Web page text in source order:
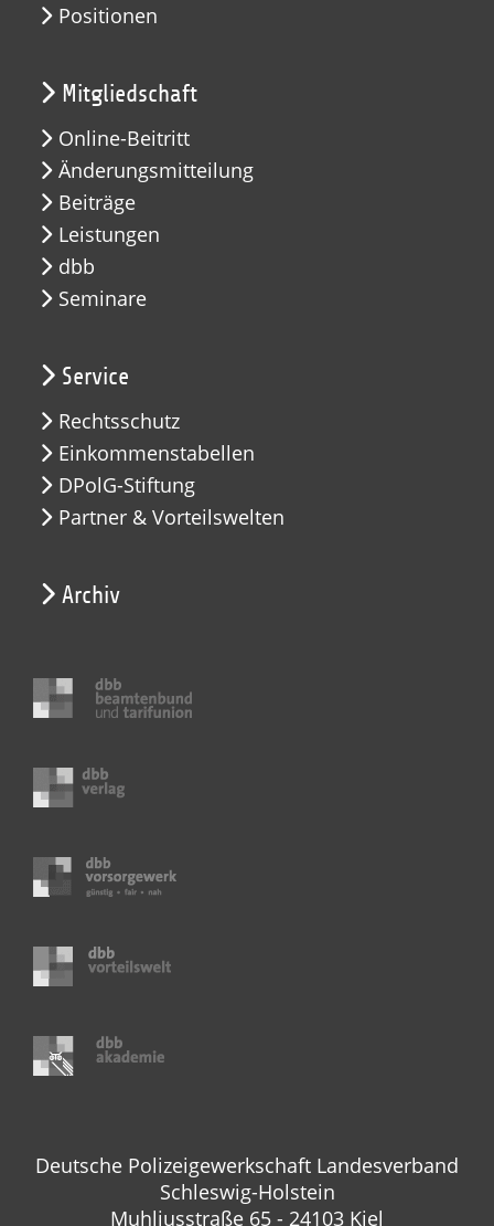
Positionen
Mitgliedschaft
Online-Beitritt
Änderungsmitteilung
Beiträge
Leistungen
dbb
Seminare
Service
Rechtsschutz
Einkommenstabellen
DPolG-Stiftung
Partner & Vorteilswelten
Archiv
Deutsche Polizeigewerkschaft Landesverband
Schleswig-Holstein
Muhliusstraße 65 - 24103 Kiel